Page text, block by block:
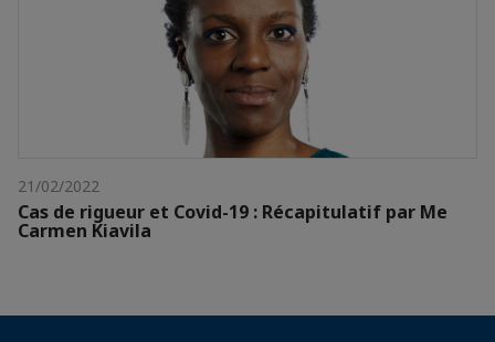
21/02/2022
Cas de rigueur et Covid-19 : Récapitulatif par Me
Carmen Kiavila